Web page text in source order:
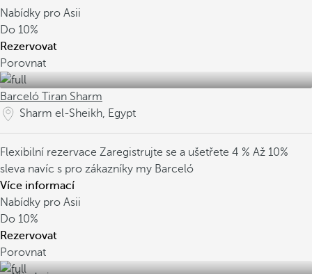
Nabídky pro Asii
Do 10%
Rezervovat
Porovnat
Barceló Tiran Sharm
Sharm el-Sheikh, Egypt
Flexibilní rezervace Zaregistrujte se a ušetřete 4 % Až 10%
sleva navíc s pro zákazníky my Barceló
Více informací
Nabídky pro Asii
Do 10%
Rezervovat
Porovnat